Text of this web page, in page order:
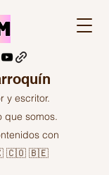
y escritor.
que somos.
con
🇨🇴 🇧🇪